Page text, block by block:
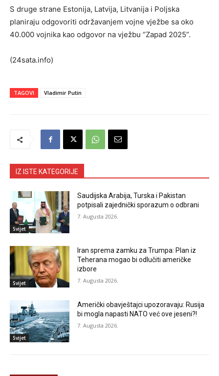
S druge strane Estonija, Latvija, Litvanija i Poljska
planiraju odgovoriti održavanjem vojne vježbe sa oko
40.000 vojnika kao odgovor na vježbu “Zapad 2025”.
(24sata.info)
TAGOVI Vladimir Putin
IZ ISTE KATEGORIJE
Svijet
Saudijska Arabija, Turska i Pakistan
potpisali zajednički sporazum o odbrani
7. Augusta 2026.
Svijet
Iran sprema zamku za Trumpa: Plan iz
Teherana mogao bi odlučiti američke
izbore
7. Augusta 2026.
Svijet
Američki obavještajci upozoravaju: Rusija
bi mogla napasti NATO već ove jeseni?!
7. Augusta 2026.